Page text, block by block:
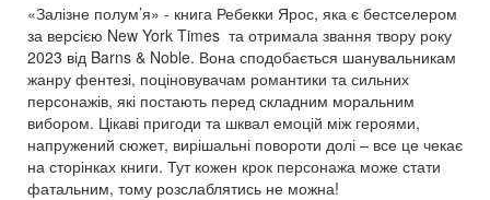
«Залізне полум’я» - книга Ребекки Ярос, яка є бестселером
за версією New York Times та отримала звання твору року
2023 від Barns & Noble. Вона сподобається шанувальникам
жанру фентезі, поціновувачам романтики та сильних
персонажів, які постають перед складним моральним
вибором. Цікаві пригоди та шквал емоцій між героями,
напружений сюжет, вирішальні повороти долі – все це чекає
на сторінках книги. Тут кожен крок персонажа може стати
фатальним, тому розслаблятись не можна!